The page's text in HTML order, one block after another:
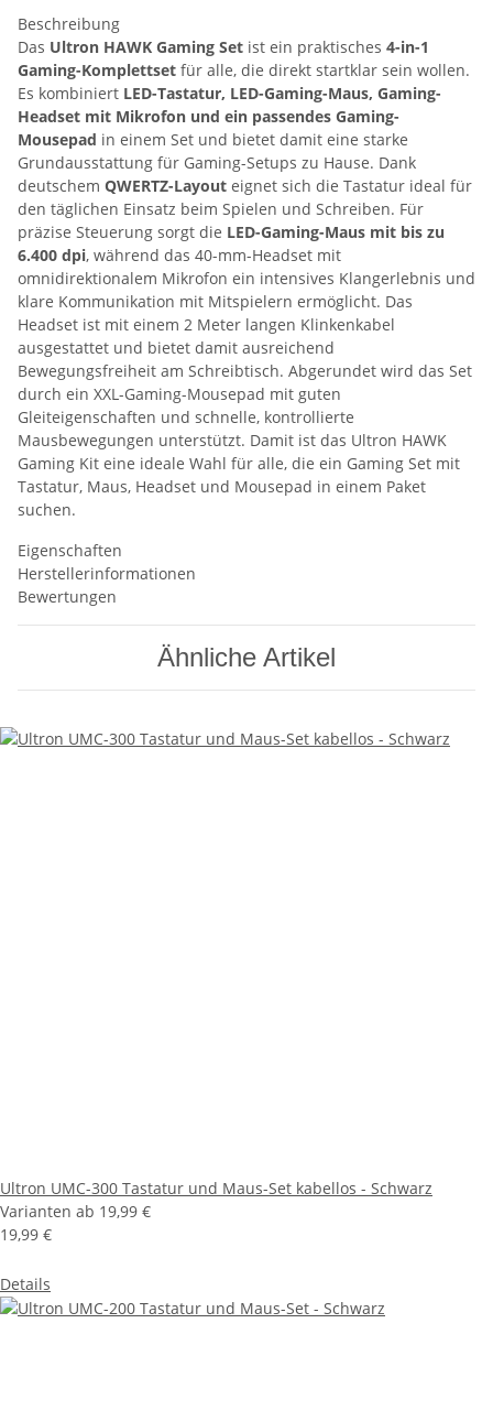
Beschreibung
Das Ultron HAWK Gaming Set ist ein praktisches 4-in-1
Gaming-Komplettset für alle, die direkt startklar sein wollen.
Es kombiniert LED-Tastatur, LED-Gaming-Maus, Gaming-
Headset mit Mikrofon und ein passendes Gaming-
Mousepad in einem Set und bietet damit eine starke
Grundausstattung für Gaming-Setups zu Hause. Dank
deutschem QWERTZ-Layout eignet sich die Tastatur ideal für
den täglichen Einsatz beim Spielen und Schreiben. Für
präzise Steuerung sorgt die LED-Gaming-Maus mit bis zu
6.400 dpi, während das 40-mm-Headset mit
omnidirektionalem Mikrofon ein intensives Klangerlebnis und
klare Kommunikation mit Mitspielern ermöglicht. Das
Headset ist mit einem 2 Meter langen Klinkenkabel
ausgestattet und bietet damit ausreichend
Bewegungsfreiheit am Schreibtisch. Abgerundet wird das Set
durch ein XXL-Gaming-Mousepad mit guten
Gleiteigenschaften und schnelle, kontrollierte
Mausbewegungen unterstützt. Damit ist das Ultron HAWK
Gaming Kit eine ideale Wahl für alle, die ein Gaming Set mit
Tastatur, Maus, Headset und Mousepad in einem Paket
suchen.
Eigenschaften
Herstellerinformationen
Bewertungen
Ähnliche Artikel
Ultron UMC-300 Tastatur und Maus-Set kabellos - Schwarz
Varianten ab 19,99 €
19,99 €
Details